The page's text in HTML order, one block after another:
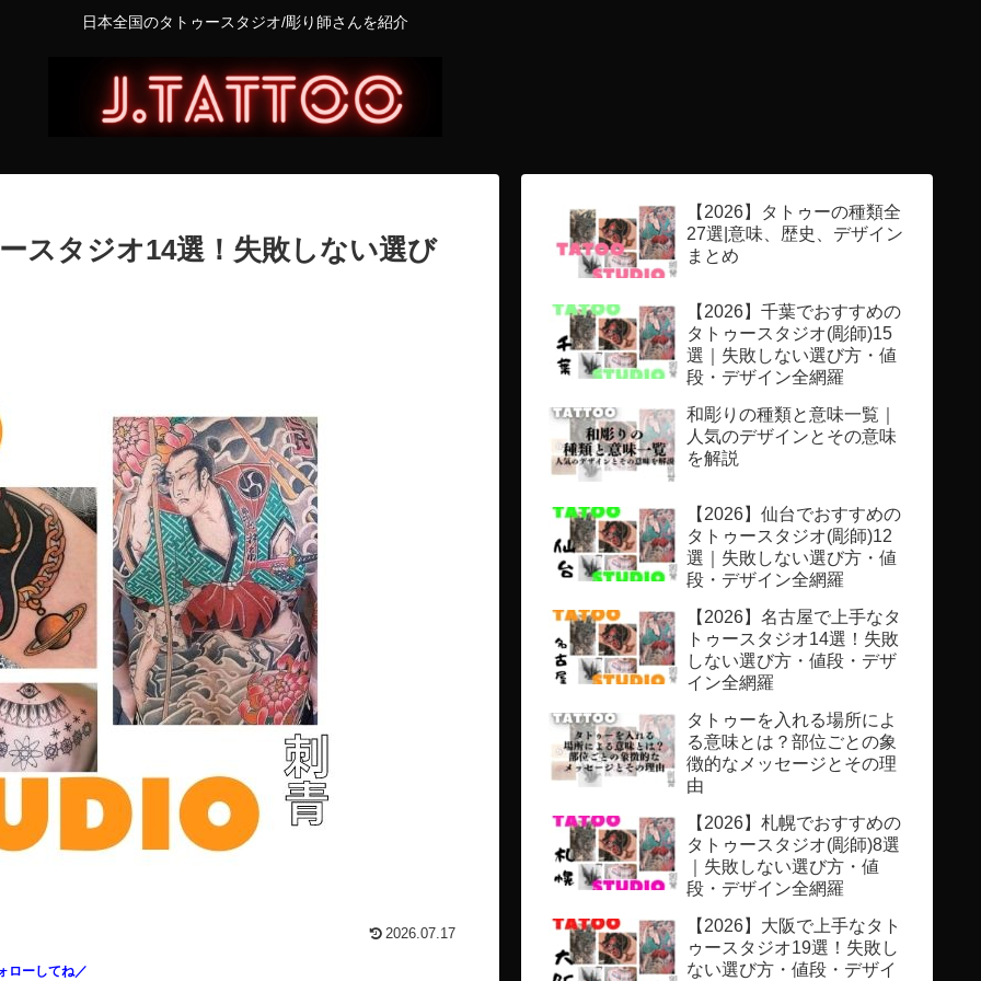
日本全国のタトゥースタジオ/彫り師さんを紹介
スタジオ14選！失敗しない選び
2026.07.17
ローしてね／
【2026】タトゥーの種類全
27選|意味、歴史、デザイン
まとめ
【2026】千葉でおすすめの
タトゥースタジオ(彫師)15
選｜失敗しない選び方・値
段・デザイン全網羅
和彫りの種類と意味一覧｜
人気のデザインとその意味
を解説
【2026】仙台でおすすめの
タトゥースタジオ(彫師)12
選｜失敗しない選び方・値
段・デザイン全網羅
【2026】名古屋で上手なタ
トゥースタジオ14選！失敗
しない選び方・値段・デザ
イン全網羅
タトゥーを入れる場所によ
る意味とは？部位ごとの象
徴的なメッセージとその理
由
【2026】札幌でおすすめの
タトゥースタジオ(彫師)8選
｜失敗しない選び方・値
段・デザイン全網羅
【2026】大阪で上手なタト
ゥースタジオ19選！失敗し
ない選び方・値段・デザイ